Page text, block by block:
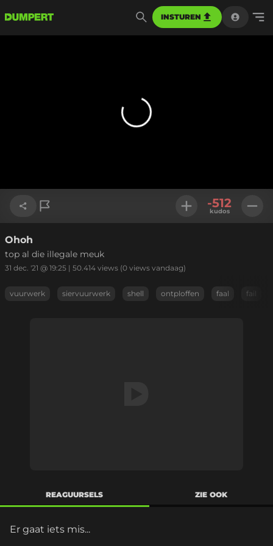
INSTUREN
Link kopiëren
-512
kudos
Ohoh
top al die illegale meuk
31 dec. '21 @ 19:25 | 50.414 views (0 views vandaag)
vuurwerk siervuurwerk shell ontploffen faal fail
REAGUURSELS ZIE OOK
Er gaat iets mis...